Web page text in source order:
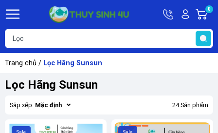
HotlineTài
khoản
Hello,
Khách
0
Trang chủ / Lọc Hãng Sunsun
Lọc Hãng Sunsun
Sắp xếp: Mặc định 24 Sản phẩm